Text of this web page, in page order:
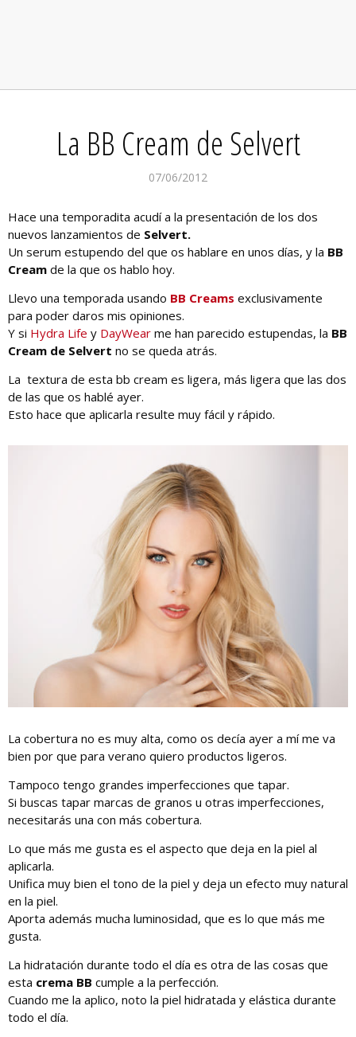
La BB Cream de Selvert
07/06/2012
Hace una temporadita acudí a la presentación de los dos
nuevos lanzamientos de Selvert.
Un serum estupendo del que os hablare en unos días, y la BB
Cream de la que os hablo hoy.
Llevo una temporada usando BB Creams exclusivamente
para poder daros mis opiniones.
Y si Hydra Life y DayWear me han parecido estupendas, la BB
Cream de Selvert no se queda atrás.
La textura de esta bb cream es ligera, más ligera que las dos
de las que os hablé ayer.
Esto hace que aplicarla resulte muy fácil y rápido.
La cobertura no es muy alta, como os decía ayer a mí me va
bien por que para verano quiero productos ligeros.
Tampoco tengo grandes imperfecciones que tapar.
Si buscas tapar marcas de granos u otras imperfecciones,
necesitarás una con más cobertura.
Lo que más me gusta es el aspecto que deja en la piel al
aplicarla.
Unifica muy bien el tono de la piel y deja un efecto muy natural
en la piel.
Aporta además mucha luminosidad, que es lo que más me
gusta.
La hidratación durante todo el día es otra de las cosas que
esta crema BB cumple a la perfección.
Cuando me la aplico, noto la piel hidratada y elástica durante
todo el día.